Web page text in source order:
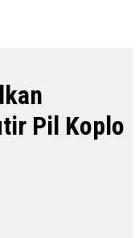
Pil Koplo